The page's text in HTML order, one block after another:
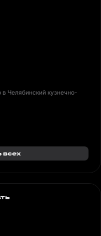
Челябинский кузнечно-
всех